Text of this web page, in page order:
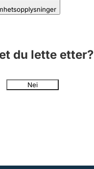
du lette etter?
Nei